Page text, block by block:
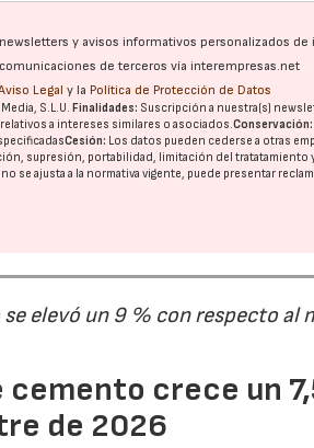
y avisos informativos personalizados
de terceros vía interempresas.net
Legal y la Política de Protección de Datos
S.L.U. Finalidades: Suscripción a nuestra(s)
a intereses similares o asociados.Conservación:
Cesión: Los datos pueden cederse a otras
supresión, portabilidad, limitación del tratatamiento
se ajusta a la normativa vigente, puede presentar
elevó un 9 % con respecto al
cemento crece un
de 2026